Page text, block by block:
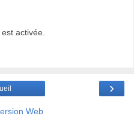
activée.
›
Web